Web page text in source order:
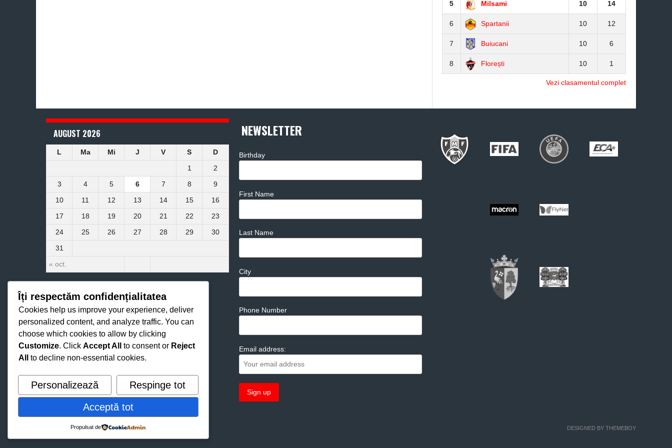
5 Milsami 10 14
6 Spartanii 10 12
7 Buiucani 10 6
8 Florești 10 1
Vezi clasamentul complet
AUGUST 2026
L Ma Mi J V S D
« oct.
1
2
3
4 5 6 7 8
9
10
11 12 13 14 15
16
17
18 19 20 21 22
23
24
25 26 27 28 29
30
31
NEWSLETTER
Birthday
First Name
Last Name
City
Phone Number
Email address:
© 2026 FC MILSAMI ORHEI DESIGNED BY THEMEBOY
Îți respectăm confidențialitatea
Cookies help us improve your experience, deliver
personalized content, and analyze traffic. You can
choose which cookies to allow by clicking
Customize. Click Accept All to consent or Reject
All
to decline non-essential cookies.
Personalizează
Respinge tot
Acceptă tot
Propulsat de